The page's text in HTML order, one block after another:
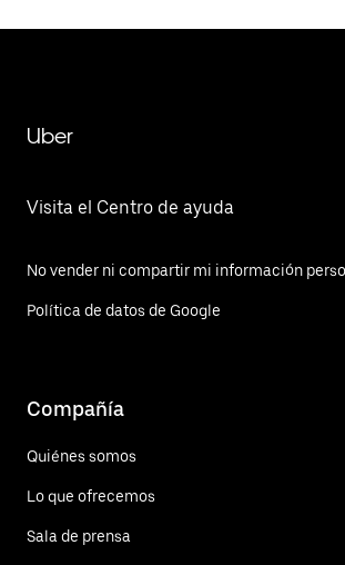
Uber
Visita el Centro de ayuda
No vender ni compartir mi información
Política de datos de Google
Compañía
Quiénes somos
Lo que ofrecemos
Sala de prensa